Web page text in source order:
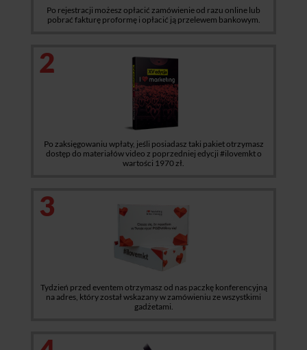
Po rejestracji możesz opłacić zamówienie od razu online lub
pobrać fakturę proformę i opłacić ją przelewem bankowym.
2
Po zaksięgowaniu wpłaty, jeśli posiadasz taki pakiet otrzymasz
dostęp do materiałów video z poprzedniej edycji #ilovemkt o
wartości 1970 zł.
3
Tydzień przed eventem otrzymasz od nas paczkę konferencyjną
na adres, który został wskazany w zamówieniu ze wszystkimi
gadżetami.